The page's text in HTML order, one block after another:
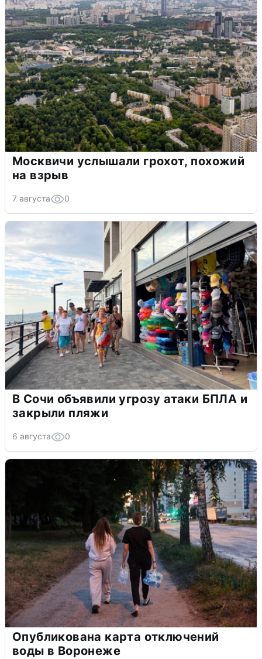
Москвичи услышали грохот, похожий
на взрыв
7 августа 0
В Сочи объявили угрозу атаки БПЛА и
закрыли пляжи
6 августа 0
Опубликована карта отключений
воды в Воронеже